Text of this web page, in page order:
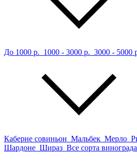
До 1000 р. 1000 - 3000 р. 3000 - 5000
Каберне совиньон Мальбек Мерло
Шардоне Шираз Все сорта винограда